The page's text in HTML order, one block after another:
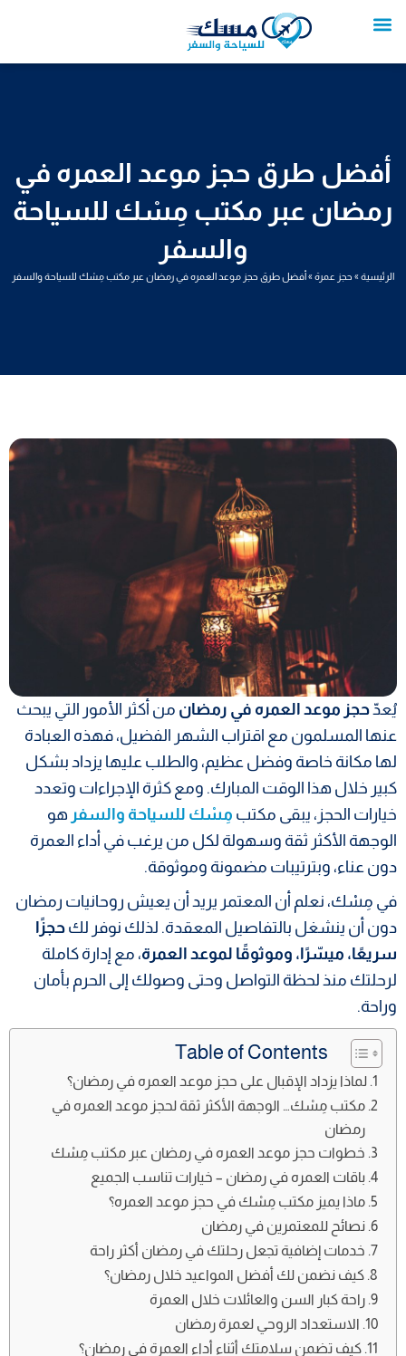
إلى
أفضل طرق حجز موعد العمره في
رمضان عبر مكتب مِسْك للسياحة
والسفر
الرئيسية» حجز عمرة»أفضل طرق حجز موعد العمره في رمضان عبر مكتب مِسْك للسياحة والسفر
يُعدّحجز موعد العمره في رمضان من أكثر الأمور التي يبحث
عنها المسلمون مع اقتراب الشهر الفضيل، فهذه العبادة
لها مكانة خاصة وفضل عظيم، والطلب عليها يزداد بشكل
كبير خلال هذا الوقت المبارك. ومع كثرة الإجراءات وتعدد
خيارات الحجز، يبقى مكتب مِسْك للسياحة والسفر هو
الوجهة الأكثر ثقة وسهولة لكل من يرغب في أداء العمرة
دون عناء، وبترتيبات مضمونة وموثوقة.
في مِسْك، نعلم أن المعتمر يريد أن يعيش روحانيات رمضان
دون أن ينشغل بالتفاصيل المعقدة. لذلك نوفر لك حجزًا
سريعًا، ميسّرًا، وموثوقًا لموعد العمرة، مع إدارة كاملة
لرحلتك منذ لحظة التواصل وحتى وصولك إلى الحرم بأمان
وراحة.
Table of Contents
لماذا يزداد الإقبال على حجز موعد العمره في رمضان؟
مكتب مِسْك… الوجهة الأكثر ثقة لحجز موعد العمره في
رمضان
خطوات حجز موعد العمره في رمضان عبر مكتب مِسْك
باقات العمره في رمضان – خيارات تناسب الجميع
ماذا يميز مكتب مِسْك في حجز موعد العمره؟
نصائح للمعتمرين في رمضان
خدمات إضافية تجعل رحلتك في رمضان أكثر راحة
كيف نضمن لك أفضل المواعيد خلال رمضان؟
راحة كبار السن والعائلات خلال العمرة
الاستعداد الروحي لعمرة رمضان
كيف تضمن سلامتك أثناء أداء العمرة في رمضان؟